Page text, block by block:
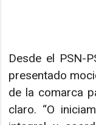
Desde el PSN-
presentado
de la comarca
claro. “O